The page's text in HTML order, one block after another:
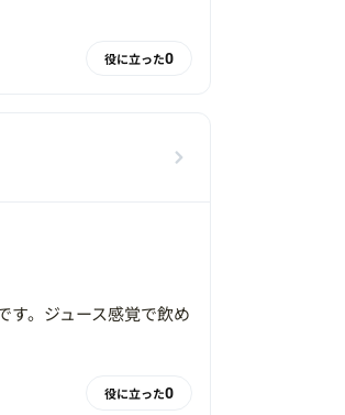
役に立った0
す。ジュース感覚で飲め
役に立った0